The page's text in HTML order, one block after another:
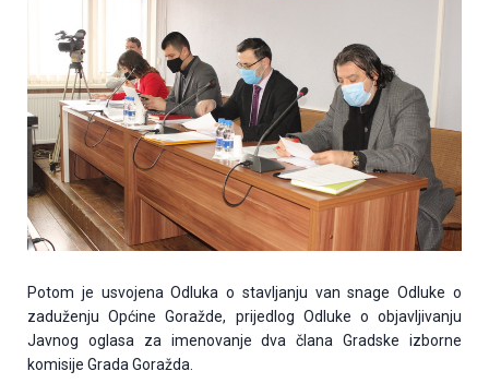
Potom je usvojena Odluka o stavljanju van snage Odluke o
zaduženju Općine Goražde, prijedlog Odluke o objavljivanju
Javnog oglasa za imenovanje dva člana Gradske izborne
komisije Grada Goražda.